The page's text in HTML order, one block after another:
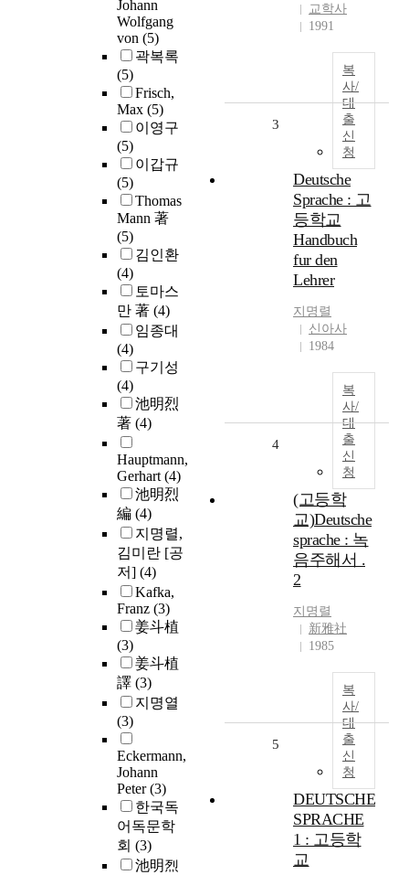
Johann
Wolfgang
von (5)
곽복록
(5)
Frisch,
Max (5)
이영구
(5)
이갑규
(5)
Thomas
Mann 著
(5)
김인환
(4)
토마스
만 著 (4)
임종대
(4)
구기성
(4)
池明烈
著 (4)
Hauptmann,
Gerhart(4)
池明烈
編 (4)
지명렬,
김미란 [공
저] (4)
Kafka,
Franz (3)
姜斗植
(3)
姜斗植
譯 (3)
지명열
(3)
Eckermann,
Johann
Peter(3)
한국독
어독문학
회 (3)
池明烈
교학사
1991
복
사/
대
출
신
청
3
Deutsche
Sprache : 고
등학교
Handbuch
fur den
Lehrer
지명렬
신아사
1984
복
사/
대
출
신
청
4
(고등학
교)Deutsche
sprache : 녹
음주해서 .
2
지명렬
新雅社
1985
복
사/
대
출
신
청
5
DEUTSCHE
SPRACHE
1 : 고등학
교